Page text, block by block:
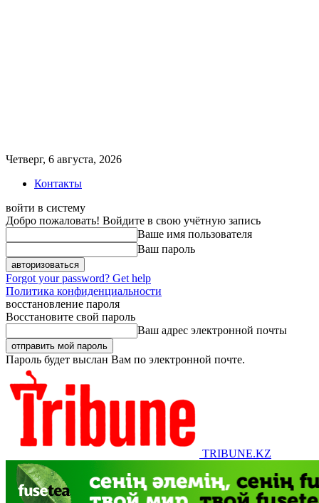
Четверг, 6 августа, 2026
Контакты
войти в систему
Добро пожаловать! Войдите в свою учётную запись
Ваше имя пользователя
Ваш пароль
Forgot your password? Get help
Политика конфиденциальности
восстановление пароля
Восстановите свой пароль
Ваш адрес электронной почты
Пароль будет выслан Вам по электронной почте.
TRIBUNE.KZ